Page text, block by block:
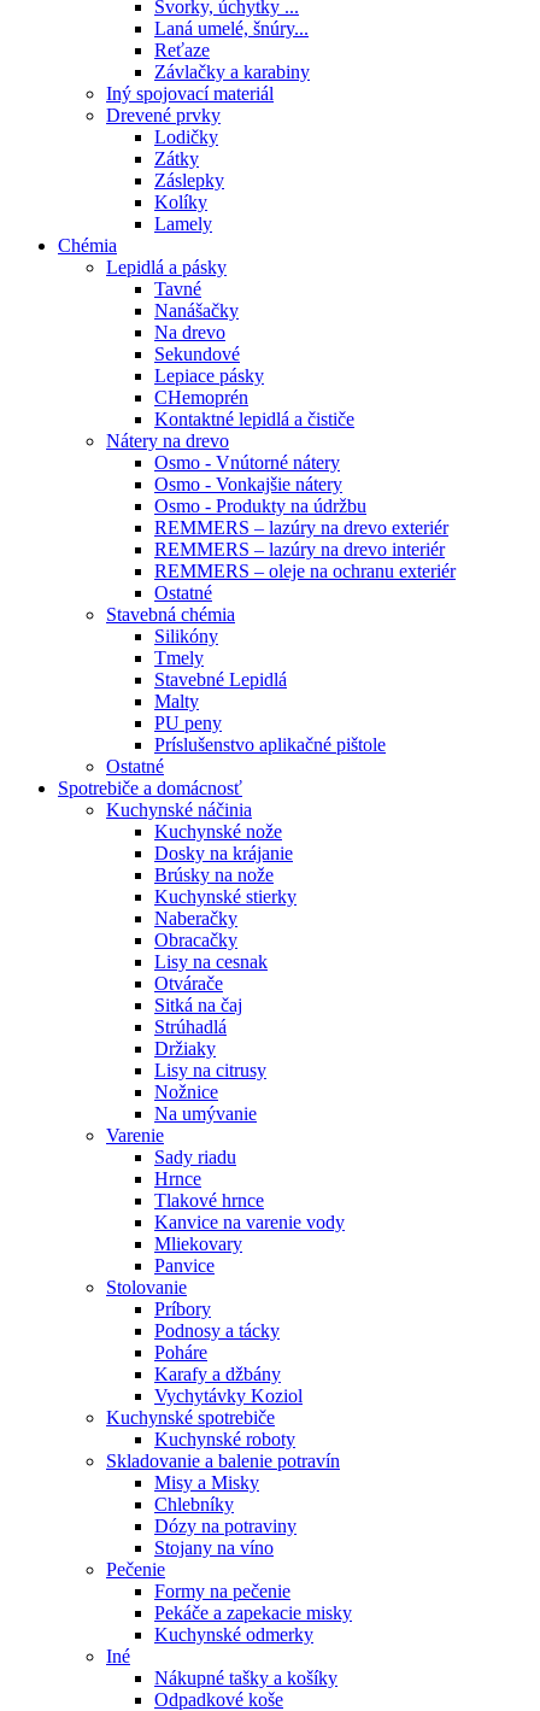
Svorky, úchytky ...
Laná umelé, šnúry...
Reťaze
Závlačky a karabiny
Iný spojovací materiál
Drevené prvky
Lodičky
Zátky
Záslepky
Kolíky
Lamely
Chémia
Lepidlá a pásky
Tavné
Nanášačky
Na drevo
Sekundové
Lepiace pásky
CHemoprén
Kontaktné lepidlá a čističe
Nátery na drevo
Osmo - Vnútorné nátery
Osmo - Vonkajšie nátery
Osmo - Produkty na údržbu
REMMERS – lazúry na drevo exteriér
REMMERS – lazúry na drevo interiér
REMMERS – oleje na ochranu exteriér
Ostatné
Stavebná chémia
Silikóny
Tmely
Stavebné Lepidlá
Malty
PU peny
Príslušenstvo aplikačné pištole
Ostatné
Spotrebiče a domácnosť
Kuchynské náčinia
Kuchynské nože
Dosky na krájanie
Brúsky na nože
Kuchynské stierky
Naberačky
Obracačky
Lisy na cesnak
Otvárače
Sitká na čaj
Strúhadlá
Držiaky
Lisy na citrusy
Nožnice
Na umývanie
Varenie
Sady riadu
Hrnce
Tlakové hrnce
Kanvice na varenie vody
Mliekovary
Panvice
Stolovanie
Príbory
Podnosy a tácky
Poháre
Karafy a džbány
Vychytávky Koziol
Kuchynské spotrebiče
Kuchynské roboty
Skladovanie a balenie potravín
Misy a Misky
Chlebníky
Dózy na potraviny
Stojany na víno
Pečenie
Formy na pečenie
Pekáče a zapekacie misky
Kuchynské odmerky
Iné
Nákupné tašky a košíky
Odpadkové koše